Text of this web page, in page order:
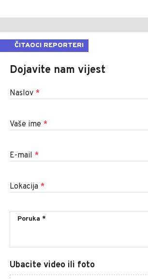
ČITAOCI REPORTERI
Dojavite nam vijest
Naslov *
Vaše ime *
E-mail *
Lokacija *
Ubacite video ili foto